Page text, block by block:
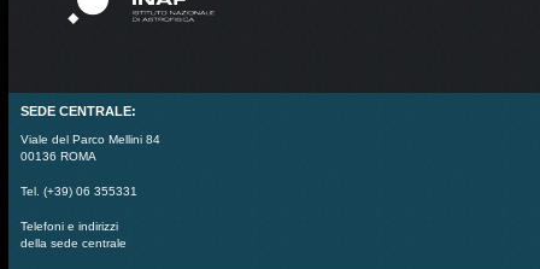
SEDE CENTRALE:
Viale del Parco Mellini 84
00136 ROMA
Tel. (+39) 06 355331
Telefoni e indirizzi
della sede centrale